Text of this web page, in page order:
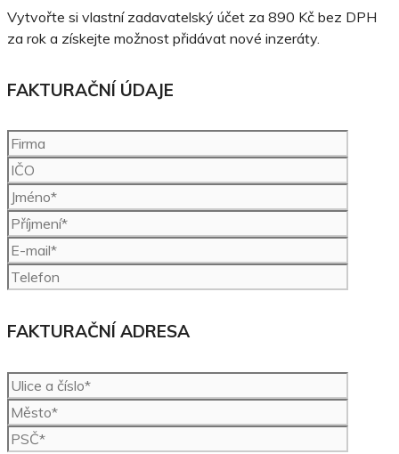
Vytvořte si vlastní zadavatelský účet za 890 Kč bez DPH
za rok a získejte možnost přidávat nové inzeráty.
FAKTURAČNÍ ÚDAJE
FAKTURAČNÍ ADRESA